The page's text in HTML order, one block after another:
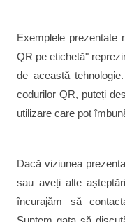
Exemplele prezentate
QR pe etichetă"
de această
codurilor QR, puteți
utilizare care pot
Dacă viziunea
sau aveți alte
încurajăm să